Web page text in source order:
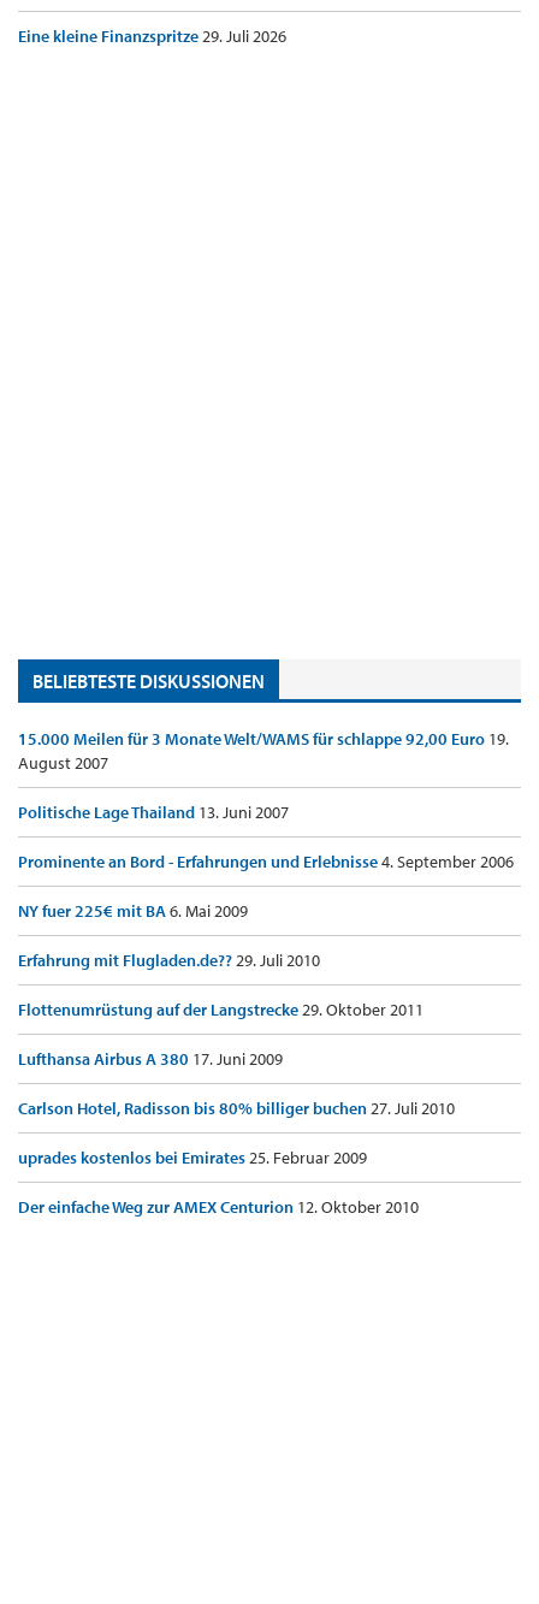
Eine kleine Finanzspritze29. Juli 2026
BELIEBTESTE DISKUSSIONEN
15.000 Meilen für 3 Monate Welt/WAMS für schlappe 92,00 Euro 19.
August 2007
Politische Lage Thailand 13. Juni 2007
Prominente an Bord - Erfahrungen und Erlebnisse4. September 2006
NY fuer 225€ mit BA6. Mai 2009
Erfahrung mit Flugladen.de??29. Juli 2010
Flottenumrüstung auf der Langstrecke29. Oktober 2011
Lufthansa Airbus A 380 17. Juni 2009
Carlson Hotel, Radisson bis 80% billiger buchen27. Juli 2010
uprades kostenlos bei Emirates25. Februar 2009
Der einfache Weg zur AMEX Centurion 12. Oktober 2010